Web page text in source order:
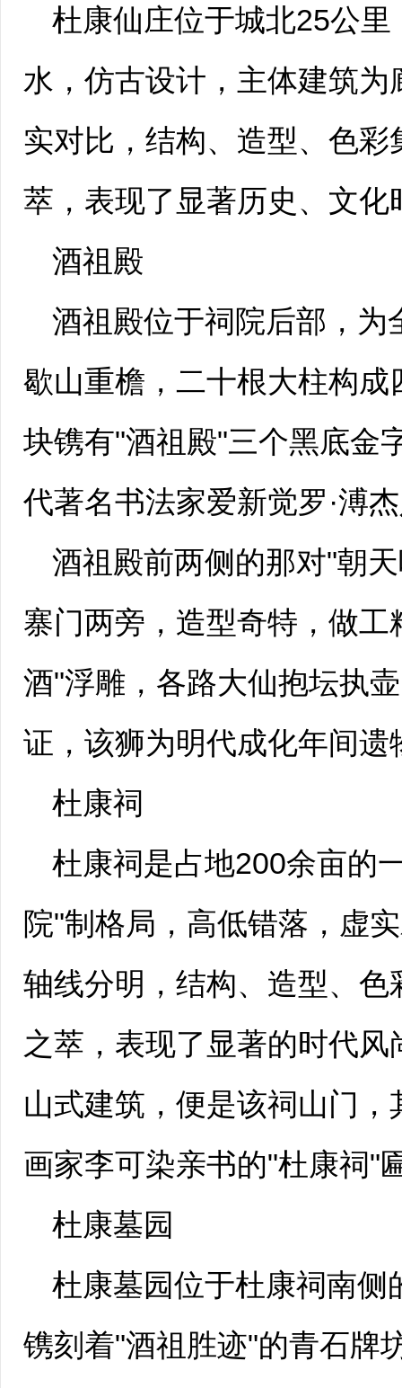
杜康仙庄位于城北25公
水，仿古设计，主体建筑
实对比，结构、造型、色
萃，表现了显著历史、文化
酒祖殿
酒祖殿位于祠院后部，为
歇山重檐，二十根大柱构
块镌有"酒祖殿"三个黑底金
代著名书法家爱新觉罗·溥
酒祖殿前两侧的那对"朝
寨门两旁，造型奇特，做
酒"浮雕，各路大仙抱坛执
证，该狮为明代成化年间遗
杜康祠
杜康祠是占地200余亩的
院"制格局，高低错落，虚
轴线分明，结构、造型、
之萃，表现了显著的时代
山式建筑，便是该祠山门
画家李可染亲书的"杜康祠"
杜康墓园
杜康墓园位于杜康祠南侧
镌刻着"酒祖胜迹"的青石牌